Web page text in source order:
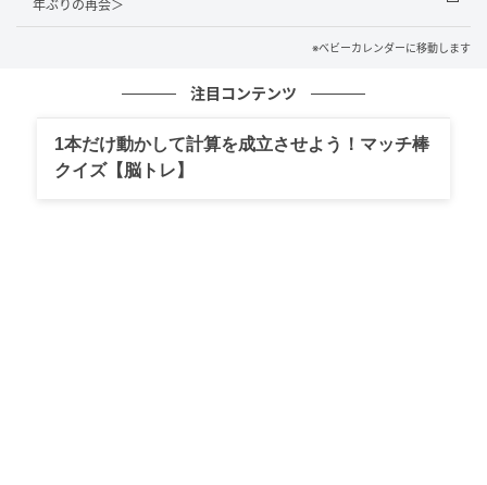
私と義母では「掃除ができている」「片付いている」
誰が見ても気にならないくらいに整えておこうと思い
ました。
私自身、こういう機会がなければ、ここまでしっかり
年ぶりの再会＞
※ベビーカレンダーに移動します
注目コンテンツ
1本だけ動かして計算を成立させよう！マッチ棒
クイズ【脳トレ】